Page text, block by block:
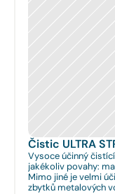
Čistic ULTRA
Vysoce účinný
jakékoliv povahy:
Mimo jiné je velmi
zbytků metalových